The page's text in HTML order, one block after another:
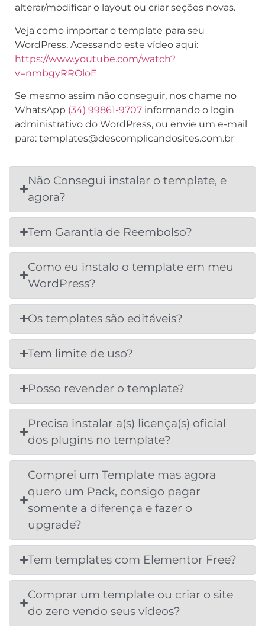
alterar/modificar o layout ou criar seções novas.
Veja como importar o template para seu
WordPress. Acessando este vídeo aqui:
https://www.youtube.com/watch?
v=nmbgyRROloE
Se mesmo assim não conseguir, nos chame no
WhatsApp (34) 99861-9707 informando o login
administrativo do WordPress, ou envie um e-mail
para: templates@descomplicandosites.com.br
Não Consegui instalar o template, e
agora?
Tem Garantia de Reembolso?
Como eu instalo o template em meu
WordPress?
Os templates são editáveis?
Tem limite de uso?
Posso revender o template?
Precisa instalar a(s) licença(s) oficial
dos plugins no template?
Comprei um Template mas agora
quero um Pack, consigo pagar
somente a diferença e fazer o
upgrade?
Tem templates com Elementor Free?
Comprar um template ou criar o site
do zero vendo seus vídeos?